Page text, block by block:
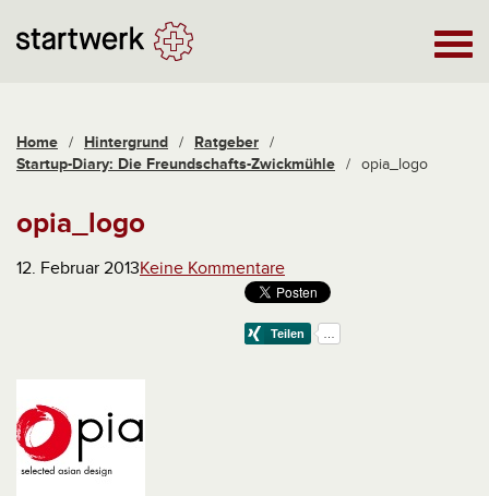
Home / Hintergrund / Ratgeber /
Startup-Diary: Die Freundschafts-Zwickmühle / opia_logo
opia_logo
12. Februar 2013Keine Kommentare